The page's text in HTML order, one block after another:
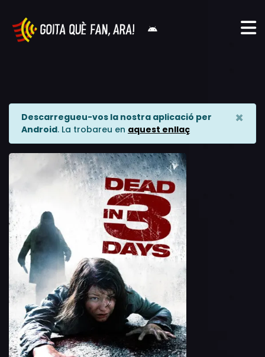
Descarregueu-vos la nostra aplicació per
Android. La trobareu en aquest enllaç
×